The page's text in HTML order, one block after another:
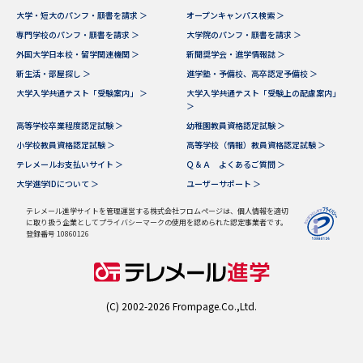
データサイエンス特集 奨学金・特待生制度特集
デジタルパンフレット 進路の３択
（高3生用）
（高2生用）
SELFBRAND特集ページ
オープンキャンパスなどを調べる
大学・短大のパンフ・願書を請求 ＞
オープンキャンパス検索 ＞
専門学校のパンフ・願書を請求 ＞
大学院のパンフ・願書を請求 ＞
外国大学日本校・留学関連機関 ＞
新聞奨学会・進学情報誌 ＞
新生活・部屋探し ＞
進学塾・予備校、高卒認定予備校 ＞
大学入学共通テスト「受験案内」 ＞
大学入学共通テスト「受験上の配慮案内」
＞
高等学校卒業程度認定試験 ＞
幼稚園教員資格認定試験 ＞
小学校教員資格認定試験 ＞
高等学校（情報）教員資格認定試験 ＞
テレメールお支払いサイト ＞
Ｑ＆Ａ よくあるご質問 ＞
大学進学IDについて ＞
ユーザーサポート ＞
テレメール進学サイトを管理運営する株式会社フロムページは、個人情報を適切
に取り扱う企業としてプライバシーマークの使用を認められた認定事業者です。
登録番号 10860126
(C) 2002-2026 Frompage.Co.,Ltd.